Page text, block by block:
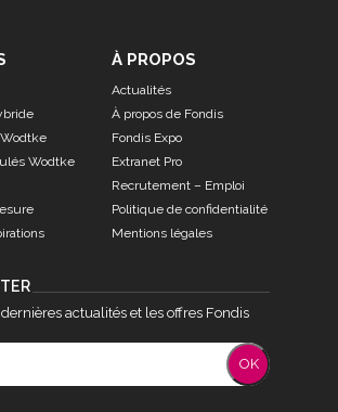
Wodtke
À PROPOS
Actualités
À propos de Fondis
Fondis Expo
Extranet Pro
Recrutement – Emploi
Politique de confidentialité
Mentions légales
actualités et les offres Fondis